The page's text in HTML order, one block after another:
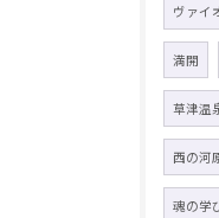
ヴァイ
満開
草津温
西の河
魂の学